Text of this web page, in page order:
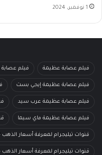
1 نوفمبر، 2024
فيلم عصابة عظيمة فيلم
فيلم عصابة عظيمة إيجي بست
فيلم عصابة عظيمة عرب سيد
فيلم عصابة عظيمة ماي سيما
قنوات تيليجرام لمعرفة أسعار الذهب 2024
قنوات تيليجرام لمعرفة أسعار الذهب